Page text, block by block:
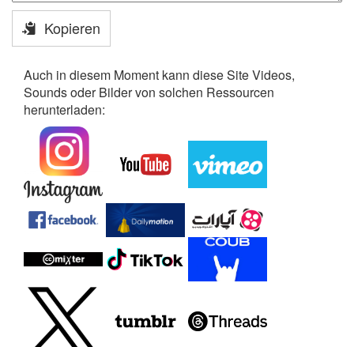
Kopieren
Auch in diesem Moment kann diese Site Videos,
Sounds oder Bilder von solchen Ressourcen
herunterladen: